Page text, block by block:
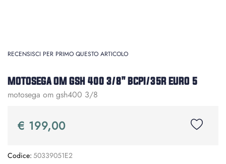
RECENSISCI PER PRIMO QUESTO ARTICOLO
MOTOSEGA OM GSH 400 3/8" BCPI/35R EURO 5
motosega om gsh400 3/8
€ 199,00
Codice: 50339051E2